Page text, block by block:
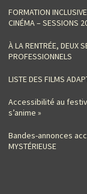
FORMATION
CINÉMA – SESSIONS
À LA RENTRÉE, DEUX
PROFESSIONNELS
LISTE DES FILMS
Accessibilité au
s’anime »
Bandes-annonces
MYSTÉRIEUSE